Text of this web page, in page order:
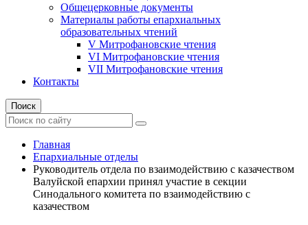
Общецерковные документы
Материалы работы епархиальных
образовательных чтений
V Митрофановские чтения
VI Митрофановские чтения
VII Митрофановские чтения
Контакты
Поиск
Главная
Епархиальные отделы
Руководитель отдела по взаимодействию с казачеством
Валуйской епархии принял участие в секции
Синодального комитета по взаимодействию с
казачеством